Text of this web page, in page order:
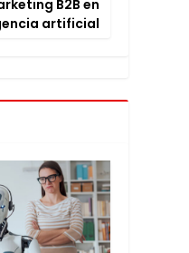
B2B en
arti­fi­cial